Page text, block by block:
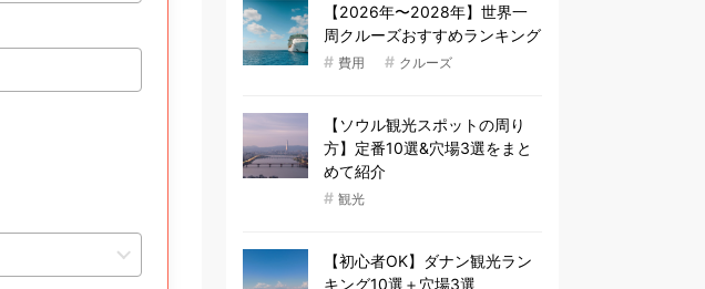
【2026年〜2028年】世界一
周クルーズおすすめランキング
# 費用 # クルーズ
【ソウル観光スポットの周り
方】定番10選&穴場3選をまと
めて紹介
# 観光
【初心者OK】ダナン観光ラン
キング10選＋穴場3選